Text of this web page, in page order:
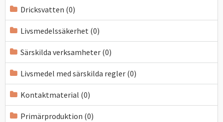
Dricksvatten (0)
Livsmedelssäkerhet (0)
Särskilda verksamheter (0)
Livsmedel med särskilda regler (0)
Kontaktmaterial (0)
Primärproduktion (0)